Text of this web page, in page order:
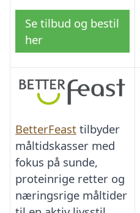
Se tilbud og bestil
her
BetterFeast tilbyder
måltidskasser med
fokus på sunde,
proteinrige retter og
næringsrige måltider